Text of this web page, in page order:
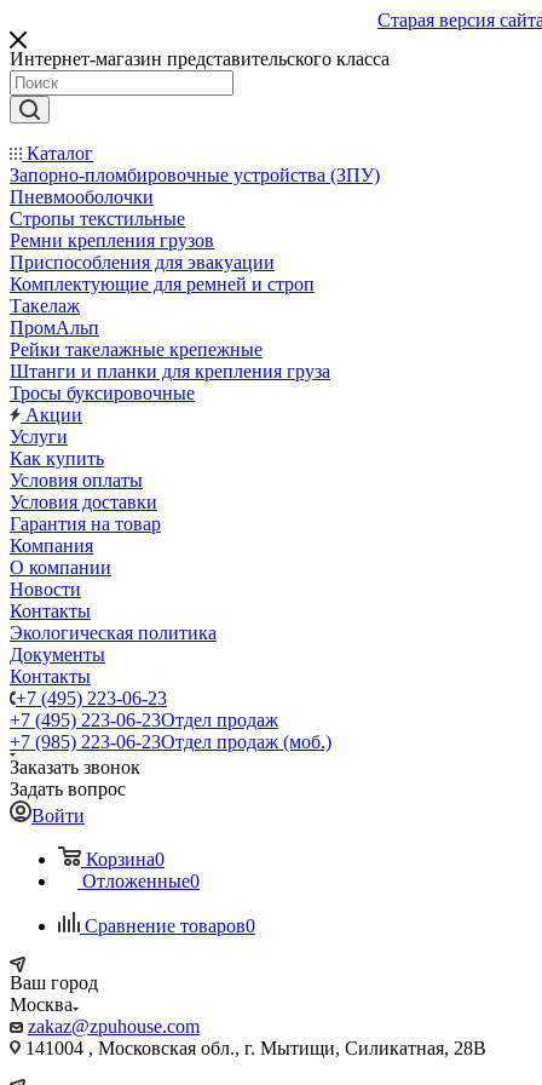
Старая версия
Интернет-магазин представительского класса
Каталог
Запорно-пломбировочные устройства (ЗПУ)
Пневмооболочки
Стропы текстильные
Ремни крепления грузов
Приспособления для эвакуации
Комплектующие для ремней и строп
Такелаж
ПромАльп
Рейки такелажные крепежные
Штанги и планки для крепления груза
Тросы буксировочные
Акции
Услуги
Как купить
Условия оплаты
Условия доставки
Гарантия на товар
Компания
О компании
Новости
Контакты
Экологическая политика
Документы
Контакты
+7 (495) 223-06-23
+7 (495) 223-06-23Отдел продаж
+7 (985) 223-06-23Отдел продаж (моб.)
Заказать звонок
Задать вопрос
Войти
Корзина0
Отложенные0
Сравнение товаров0
Ваш город
Москва
zakaz@zpuhouse.com
141004 , Московская обл., г. Мытищи, Силикатная, 28В